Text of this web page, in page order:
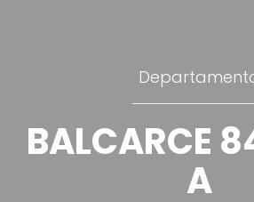
BALCARCE
A